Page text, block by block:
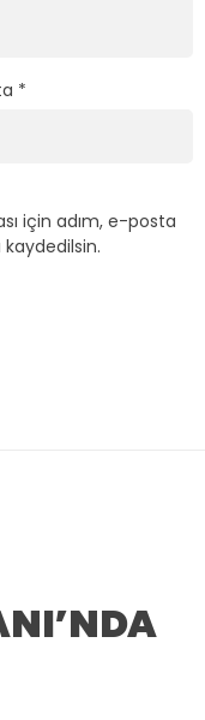
*
için adım, e-posta